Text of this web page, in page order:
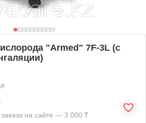
"Armed" 7F-3L (с
на сайте — 3 000 ₸